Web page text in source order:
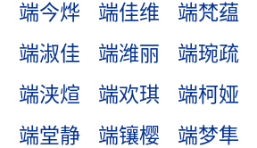
端今烨
端佳维 端梵蕴
端淑佳
端潍丽 端琬疏
端浃煊
端欢琪 端柯娅
端堂静
端镶樱 端梦隼